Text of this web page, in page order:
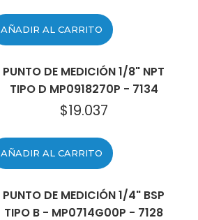
AÑADIR AL CARRITO
PUNTO DE MEDICIÓN 1/8" NPT
TIPO D MP0918270P - 7134
$19.037
AÑADIR AL CARRITO
PUNTO DE MEDICIÓN 1/4" BSP
TIPO B - MP0714G00P - 7128